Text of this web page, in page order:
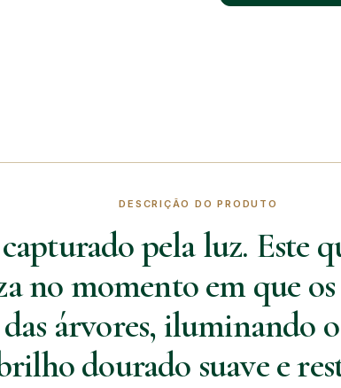
DESCRIÇÃO DO PRODUTO
pela luz. Este
no momento em que
das árvores,
dourado suave e